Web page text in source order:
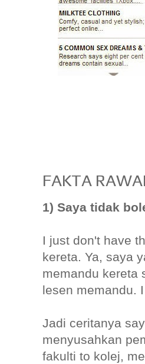
FAKTA
1) Saya tidak
I just don't have
kereta. Ya, saya
memandu kereta
lesen memandu.
Jadi ceritanya
menyusahkan
fakulti to kolej,